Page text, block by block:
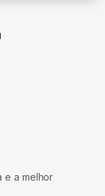
e a melhor